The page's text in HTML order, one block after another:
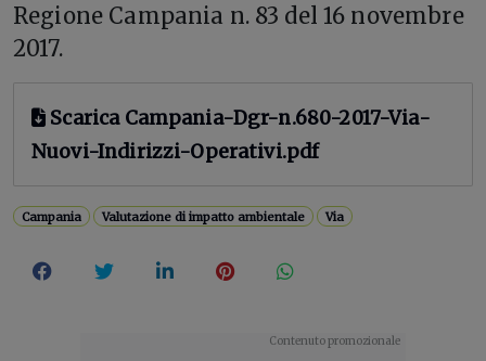
Regione Campania n. 83 del 16 novembre
2017.
Scarica Campania-Dgr-n.680-2017-Via-
Nuovi-Indirizzi-Operativi.pdf
Campania Valutazione di impatto ambientale Via